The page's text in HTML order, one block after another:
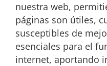
nuestra web,
páginas son útiles,
susceptibles de
esenciales para el
internet, aportando